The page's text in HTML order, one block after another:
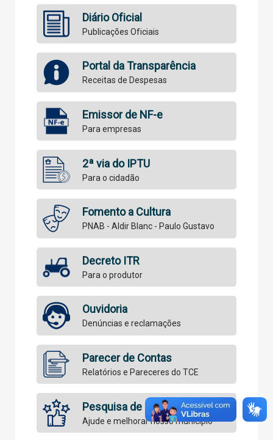
Diário Oficial
Publicações Oficiais
Portal da Transparência
Receitas de Despesas
Emissor de NF-e
Para empresas
2ª via do IPTU
Para o cidadão
Fomento a Cultura
PNAB - Aldir Blanc - Paulo Gustavo
Decreto ITR
Para o produtor
Ouvidoria
Denúncias e reclamações
Parecer de Contas
Relatórios e Pareceres do TCE
Pesquisa de Satisfação
Ajude e melhorar nosso município